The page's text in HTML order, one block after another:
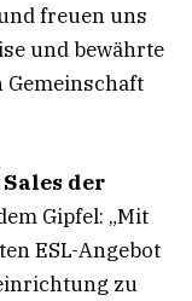
freuen uns
und bewährte
der
Gipfel: „Mit
ESL-Angebot
zu